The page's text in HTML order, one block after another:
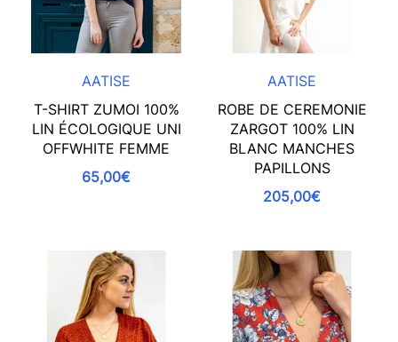
AATISE
T-SHIRT ZUMOI 100%
LIN ÉCOLOGIQUE UNI
OFFWHITE FEMME
65,00€
AATISE
ROBE DE CEREMONIE
ZARGOT 100% LIN
BLANC MANCHES
PAPILLONS
205,00€